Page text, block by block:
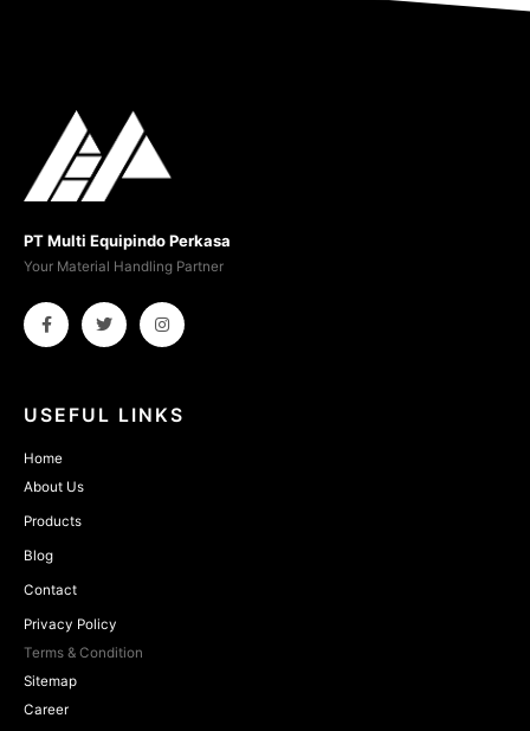
PT Multi Equipindo Perkasa
Your Material Handling Partner
USEFUL LINKS
Home
About Us
Products
Blog
Contact
Privacy Policy
Terms & Condition
Sitemap
Career